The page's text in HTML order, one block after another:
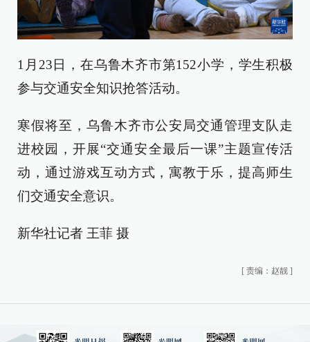
1月23日，在乌鲁木齐市第152小学，学生积极
参与交通安全知识抢答活动。
寒假将至，乌鲁木齐市公安局交通管理支队走
进校园，开展“交通安全最后一课”主题宣传活
动，通过游戏互动方式，寓教于乐，提高师生
们交通安全意识。
新华社记者 王菲 摄
[ 责编：赵靓 ]